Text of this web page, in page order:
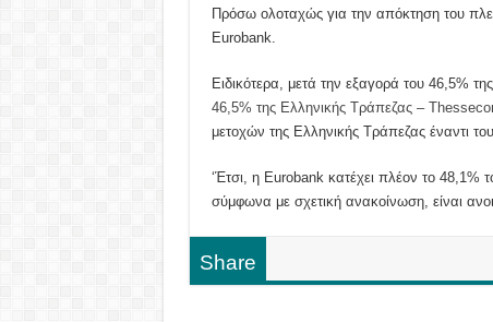
Πρόσω ολοταχώς για την απόκτηση του
Eurobank.
Ειδικότερα, μετά την εξαγορά του 46,5%
46,5% της Ελληνικής Τράπεζας –
μετοχών της Ελληνικής Τράπεζας έναντι
‘Έτσι, η Eurobank κατέχει πλέον το 48,1%
σύμφωνα με σχετική ανακοίνωση, είναι
Share